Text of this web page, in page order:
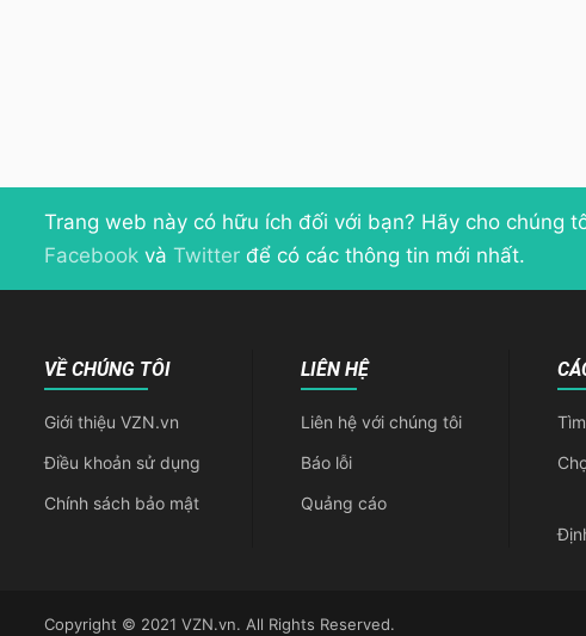
Trang web này có hữu ích đối với bạn? Hãy cho chúng
Facebook và Twitter để có các thông tin mới nhất.
VỀ CHÚNG TÔI
Giới thiệu VZN.vn
Điều khoản sử dụng
Chính sách bảo mật
LIÊN HỆ
Liên hệ với chúng tôi
Báo lỗi
Quảng cáo
Copyright © 2021 VZN.vn. All Rights Reserved.